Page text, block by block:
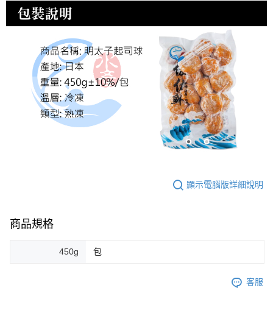
顯示電腦版詳細說明
商品規格
450g 包
客服